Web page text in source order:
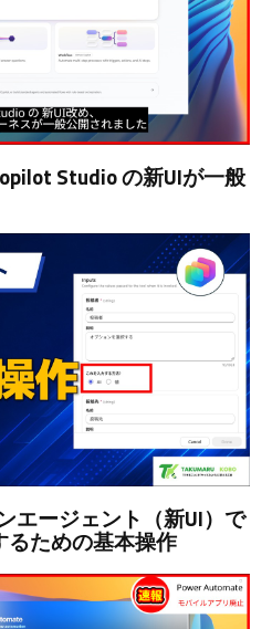
Studio の新UIが一般
エージェント（新UI）で
るための基本操作